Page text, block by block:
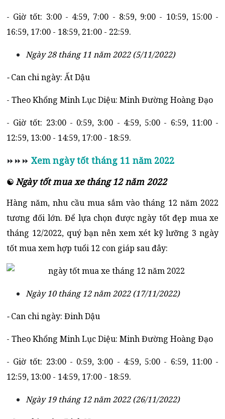
- Giờ tốt: 3:00 - 4:59, 7:00 - 8:59, 9:00 - 10:59, 15:00 -
16:59, 17:00 - 18:59, 21:00 - 22:59.
Ngày 28 tháng 11 năm 2022 (5/11/2022)
-Can chi ngày: Ất Dậu
- Theo Khổng Minh Lục Diệu: Minh Đường Hoàng Đạo
- Giờ tốt: 23:00 - 0:59, 3:00 - 4:59, 5:00 - 6:59, 11:00 -
12:59, 13:00 - 14:59, 17:00 - 18:59.
⏩⏩⏩ Xem ngày tốt tháng 11 năm 2022
☯ Ngày tốt mua xe tháng 12 năm 2022
Hàng năm, nhu cầu mua sắm vào tháng 12 năm 2022
tương đối lớn. Để lựa chọn được ngày tốt đẹp mua xe
tháng 12/2022, quý bạn nên xem xét kỹ lưỡng 3 ngày
tốt mua xem hợp tuổi 12 con giáp sau đây:
Ngày 10 tháng 12 năm 2022 (17/11/2022)
-Can chi ngày: Đinh Dậu
- Theo Khổng Minh Lục Diệu: Minh Đường Hoàng Đạo
- Giờ tốt: 23:00 - 0:59, 3:00 - 4:59, 5:00 - 6:59, 11:00 -
12:59, 13:00 - 14:59, 17:00 - 18:59.
Ngày 19 tháng 12 năm 2022 (26/11/2022)